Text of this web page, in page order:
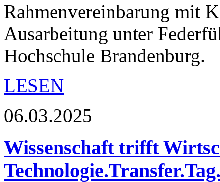
Rahmenvereinbarung mit
Ausarbeitung unter
Hochschule Brandenburg.
LESEN
06.03.2025
Wissenschaft trifft
Technologie.Transfer.Tag.